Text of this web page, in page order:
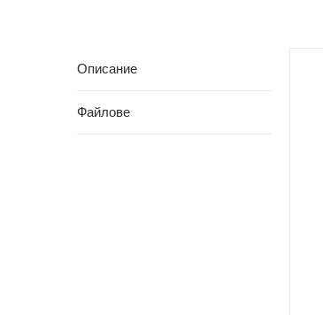
Описание
Файлове